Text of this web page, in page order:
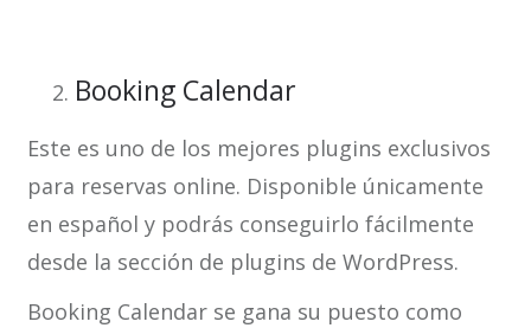
Booking Calendar
Este es uno de los mejores plugins exclusivos
para reservas online. Disponible únicamente
en español y podrás conseguirlo fácilmente
desde la sección de plugins de WordPress.
Booking Calendar se gana su puesto como